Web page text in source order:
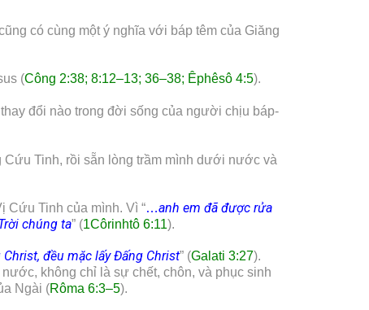
có cùng một ý nghĩa với báp têm của Giăng
(Công 2:38; 8:12–13; 36–38; Êphêsô 4:5).
đổi nào trong đời sống của người chịu báp-
Tinh, rồi sẵn lòng trầm mình dưới nước và
Cứu Tinh của mình. Vì “…anh em đã được rửa
chúng ta” (1Côrinhtô 6:11).
đều mặc lấy Đấng Christ” (Galati 3:27).
không chỉ là sự chết, chôn, và phục sinh
Ngài (Rôma 6:3–5).